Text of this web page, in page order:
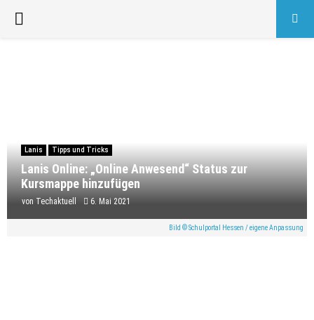
PRIMARY
Lanis Tipps und Tricks
Lanis Online: „Online Anwesend“ Status zur
Kursmappe hinzufügen
von Techaktuell 6. Mai 2021
Bild © Schulportal Hessen / eigene Anpassung